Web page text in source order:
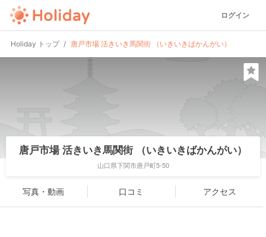
ログイン
Holiday トップ 唐戸市場 活きいき馬関街 （いきいきばかんがい）
唐戸市場 活きいき馬関街 （いきいきばかんがい）
山口県下関市唐戸町5-50
写真・動画 口コミ アクセス